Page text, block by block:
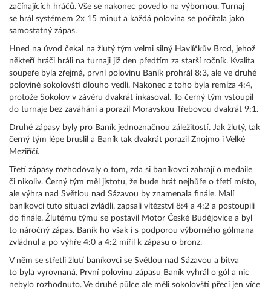
začínajících hráčů. Vše se nakonec povedlo na výbornou. Turnaj
se hrál systémem 2x 15 minut a každá polovina se počítala jako
samostatný zápas.
Hned na úvod čekal na žlutý tým velmi silný Havlíčkův Brod, jehož
někteří hráči hráli na turnaji již den předtím za starší ročník. Kvalita
soupeře byla zřejmá, první polovinu Baník prohrál 8:3, ale ve druhé
polovině sokolovští dlouho vedli. Nakonec z toho byla remíza 4:4,
protože Sokolov v závěru dvakrát inkasoval. To černý tým vstoupil
do turnaje bez zaváhání a porazil Moravskou Třebovou dvakrát 9:1.
Druhé zápasy byly pro Baník jednoznačnou záležitostí. Jak žlutý, tak
černý tým lépe bruslil a Baník tak dvakrát porazil Znojmo i Velké
Meziříčí.
Třetí zápasy rozhodovaly o tom, zda si baníkovci zahrají o medaile
či nikoliv. Černý tým měl jistotu, že bude hrát nejhůře o třetí místo,
ale výhra nad Světlou nad Sázavou by znamenala finále. Malí
baníkovci tuto situaci zvládli, zapsali vítězství 8:4 a 4:2 a postoupili
do finále. Žlutému týmu se postavil Motor České Budějovice a byl
to náročný zápas. Baník ho však i s podporou výborného gólmana
zvládnul a po výhře 4:0 a 4:2 mířil k zápasu o bronz.
V něm se střetli žlutí baníkovci se Světlou nad Sázavou a bitva
to byla vyrovnaná. První polovinu zápasu Baník vyhrál o gól a nic
nebylo rozhodnuto. Ve druhé půlce ale měli sokolovští přeci jen více